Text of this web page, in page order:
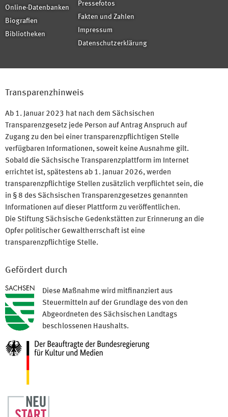
Online-Datenbanken
Biografien
Bibliotheken
Pressefotos
Fakten und Zahlen
Impressum
Datenschutzerklärung
Transparenzhinweis
Ab 1. Januar 2023 hat nach dem Sächsischen
Transparenzgesetz jede Person auf Antrag Anspruch auf
Zugang zu den bei einer transparenzpflichtigen Stelle
verfügbaren Informationen, soweit keine Ausnahme gilt.
Sobald die Sächsische Transparenzplattform im Internet
errichtet ist, spätestens ab 1. Januar 2026, werden
transparenzpflichtige Stellen zusätzlich verpflichtet sein, die
in § 8 des Sächsischen Transparenzgesetzes genannten
Informationen auf dieser Plattform zu veröffentlichen.
Die Stiftung Sächsische Gedenkstätten zur Erinnerung an die
Opfer politischer Gewaltherrschaft ist eine
transparenzpflichtige Stelle.
Gefördert durch
Diese Maßnahme wird mitfinanziert aus
Steuermitteln auf der Grundlage des von den
Abgeordneten des Sächsischen Landtags
beschlossenen Haushalts.